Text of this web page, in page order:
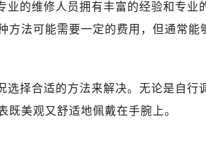
业的维修人员拥有丰富的经验和专业
方法可能需要一定的费用，但通常能
选择合适的方法来解决。无论是自行
美观又舒适地佩戴在手腕上。